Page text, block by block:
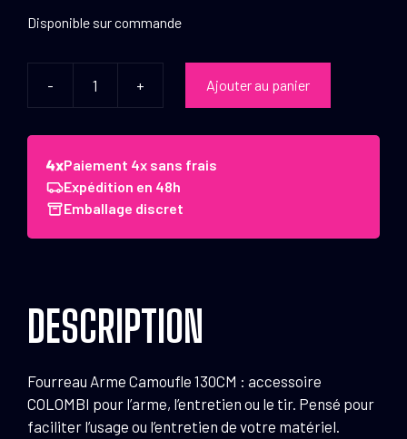
Disponible sur commande
-
quantité
Colombi
Fourreau
Arme
Camoufle
+ Ajouter au panier
Paiement 4x sans frais
Expédition en 48h
Emballage discret
DESCRIPTION
Fourreau Arme Camoufle 130CM : accessoire
COLOMBI pour l’arme, l’entretien ou le tir. Pensé pour
faciliter l’usage ou l’entretien de votre matériel.